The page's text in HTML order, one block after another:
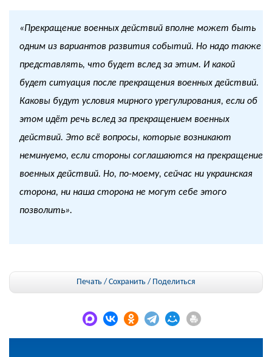
«Прекращение военных действий вполне может быть
одним из вариантов развития событий. Но надо также
представлять, что будет вслед за этим. И какой
будет ситуация после прекращения военных действий.
Каковы будут условия мирного урегулирования, если об
этом идёт речь вслед за прекращением военных
действий. Это всё вопросы, которые возникают
неминуемо, если стороны соглашаются на прекращение
военных действий. Но, по-моему, сейчас ни украинская
сторона, ни наша сторона не могут себе этого
позволить».
Печать / Сохранить / Поделиться